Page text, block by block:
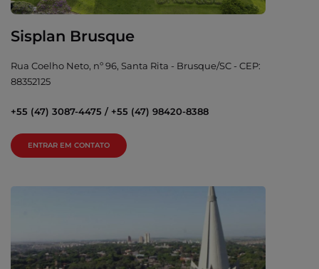
Sisplan Brusque
Rua Coelho Neto, nº 96, Santa Rita - Brusque/SC - CEP:
88352125
+55 (47) 3087-4475 / +55 (47) 98420-8388
ENTRAR EM CONTATO